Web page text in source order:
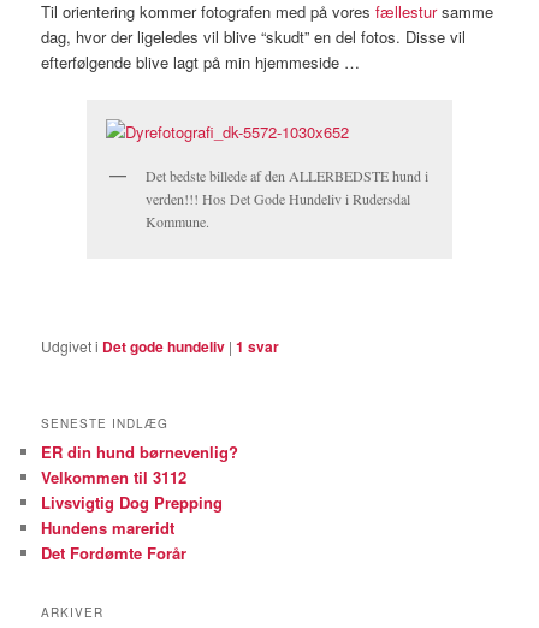
Til orientering kommer fotografen med på voresfællestursamme
dag, hvor der ligeledes vil blive “skudt” en del fotos. Disse vil
efterfølgende blive lagt på min hjemmeside …
Det bedste billede af den ALLERBEDSTE hund i
verden!!! Hos Det Gode Hundeliv i Rudersdal
Kommune.
Udgivet i Det gode hundeliv |1 svar
SENESTE INDLÆG
ER din hund børnevenlig?
Velkommen til 3112
Livsvigtig Dog Prepping
Hundens mareridt
Det Fordømte Forår
ARKIVER